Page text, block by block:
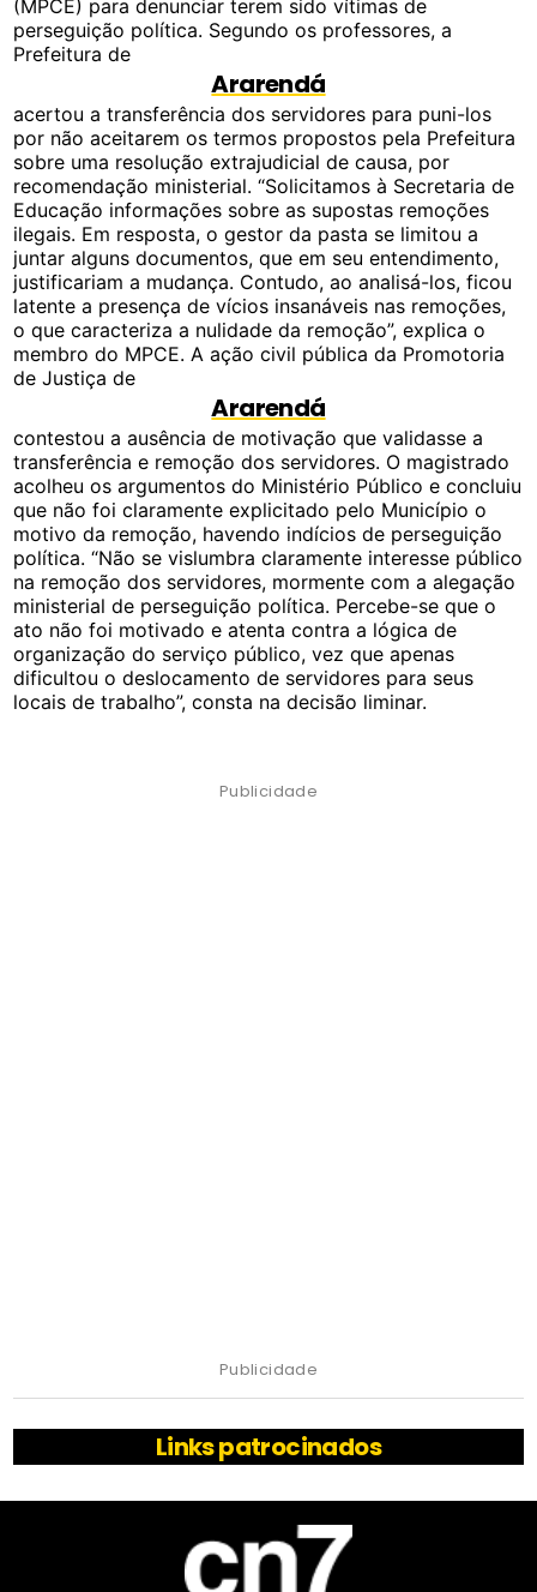
(MPCE) para denunciar terem sido vítimas de
perseguição política. Segundo os professores, a
Prefeitura de
Ararendá
acertou a transferência dos servidores para puni-los
por não aceitarem os termos propostos pela Prefeitura
sobre uma resolução extrajudicial de causa, por
recomendação ministerial. “Solicitamos à Secretaria de
Educação informações sobre as supostas remoções
ilegais. Em resposta, o gestor da pasta se limitou a
juntar alguns documentos, que em seu entendimento,
justificariam a mudança. Contudo, ao analisá-los, ficou
latente a presença de vícios insanáveis nas remoções,
o que caracteriza a nulidade da remoção”, explica o
membro do MPCE. A ação civil pública da Promotoria
de Justiça de
Ararendá
contestou a ausência de motivação que validasse a
transferência e remoção dos servidores. O magistrado
acolheu os argumentos do Ministério Público e concluiu
que não foi claramente explicitado pelo Município o
motivo da remoção, havendo indícios de perseguição
política. “Não se vislumbra claramente interesse público
na remoção dos servidores, mormente com a alegação
ministerial de perseguição política. Percebe-se que o
ato não foi motivado e atenta contra a lógica de
organização do serviço público, vez que apenas
dificultou o deslocamento de servidores para seus
locais de trabalho”, consta na decisão liminar.
Publicidade
Publicidade
Links patrocinados